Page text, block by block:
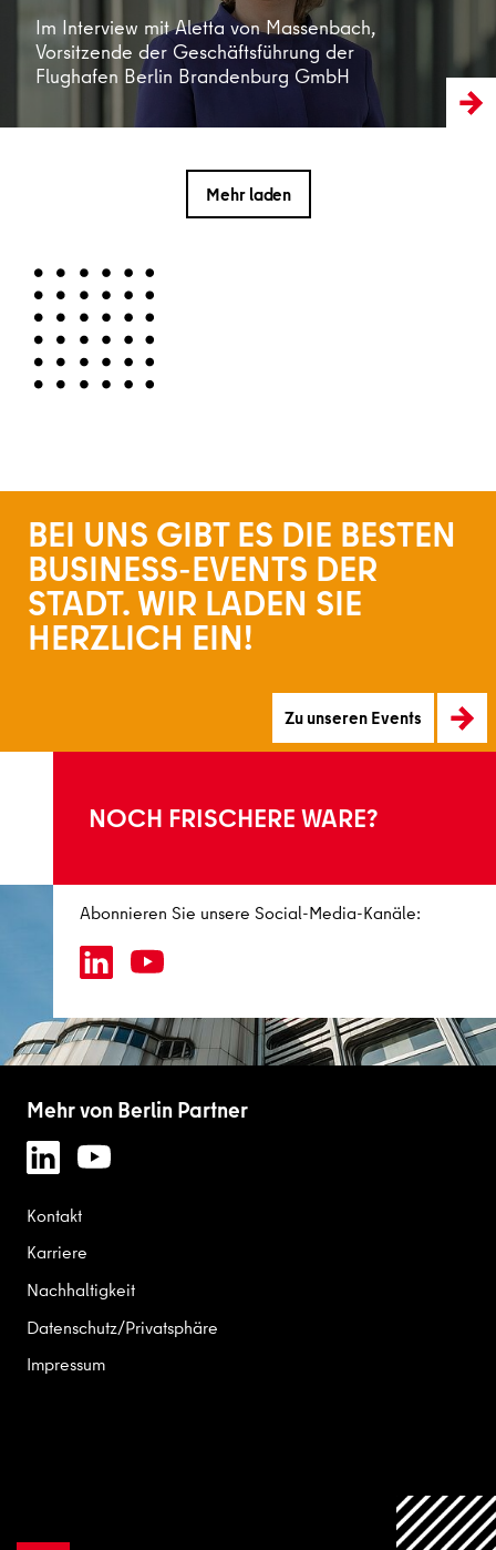
Im Interview mit Aletta von Massenbach,
Vorsitzende der Geschäftsführung der
Flughafen Berlin Brandenburg GmbH
Mehr laden
BEI UNS GIBT ES DIE BESTEN
BUSINESS-EVENTS DER
STADT. WIR LADEN SIE
HERZLICH EIN!
Zu unseren Events
unseren Events
NOCH FRISCHERE WARE?
Abonnieren Sie unsere Social-Media-Kanäle:
Mehr von Berlin Partner
Kontakt
Karriere
Nachhaltigkeit
Datenschutz/Privatsphäre
Impressum